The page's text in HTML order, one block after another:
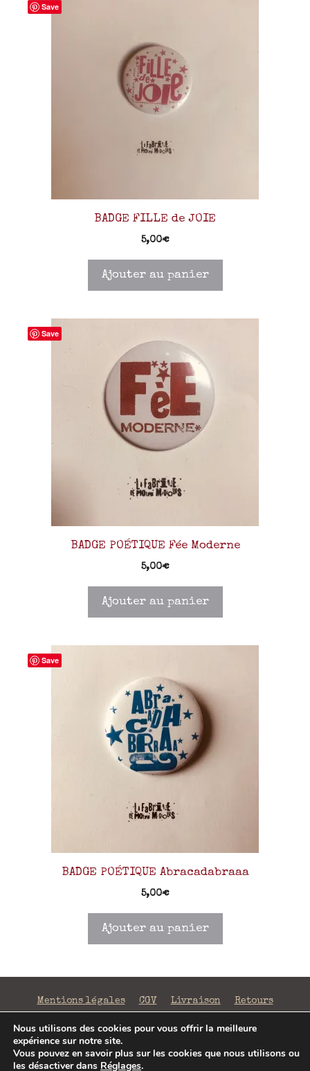
Save
BADGE FILLE de JOIE
5,00€
Ajouter au panier
Save
BADGE POÉTIQUE Fée Moderne
5,00€
Ajouter au panier
Save
BADGE POÉTIQUE Abracadabraaa
5,00€
Ajouter au panier
Mentions légales CGV Livraison Retours
Confidentialité
©2026 La Fabrique de Mots Magiques | SIRET 797 938
206 00043 | Conception
Nous utilisons des cookies pour vous offrir la meilleure
expérience sur notre site.
Vous pouvez en savoir plus sur les cookies que nous utilisons ou
les désactiver dans Réglages.